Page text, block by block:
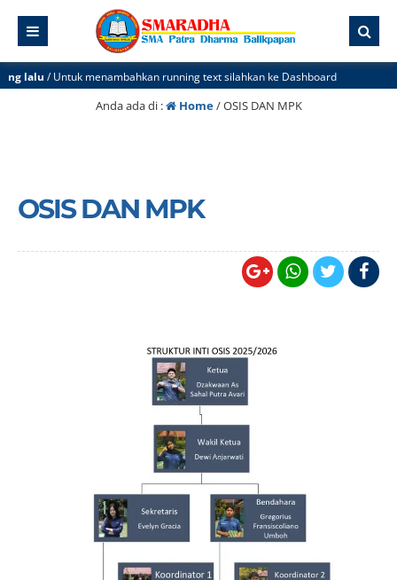
/ Untuk menambahkan running text silahkan ke Dashboard
Anda ada di : Home/OSIS DAN MPK
OSIS DAN MPK